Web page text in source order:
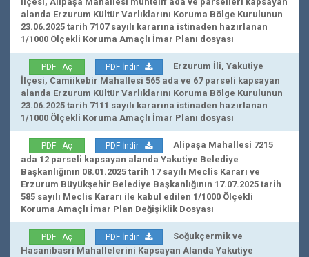
alanda Erzurum Kültür Varlıklarını Koruma Bölge Kurulunun
23.06.2025 tarih 7107 sayılı kararına istinaden hazırlanan
1/1000 Ölçekli Koruma Amaçlı İmar Planı dosyası
PDF Aç PDF İndir
Erzurum İli, Yakutiye
İlçesi, Camiikebir Mahallesi 565 ada ve 67 parseli kapsayan
alanda Erzurum Kültür Varlıklarını Koruma Bölge Kurulunun
23.06.2025 tarih 7111 sayılı kararına istinaden hazırlanan
1/1000 Ölçekli Koruma Amaçlı İmar Planı dosyası
PDF Aç PDF İndir
Alipaşa Mahallesi 7215
ada 12 parseli kapsayan alanda Yakutiye Belediye
Başkanlığının 08.01.2025 tarih 17 sayılı Meclis Kararı ve
Erzurum Büyükşehir Belediye Başkanlığının 17.07.2025 tarih
585 sayılı Meclis Kararı ile kabul edilen 1/1000 Ölçekli
Koruma Amaçlı İmar Plan Değişiklik Dosyası
PDF Aç PDF İndir
Soğukçermik ve
Hasanibasri Mahallelerini Kapsayan Alanda Yakutiye